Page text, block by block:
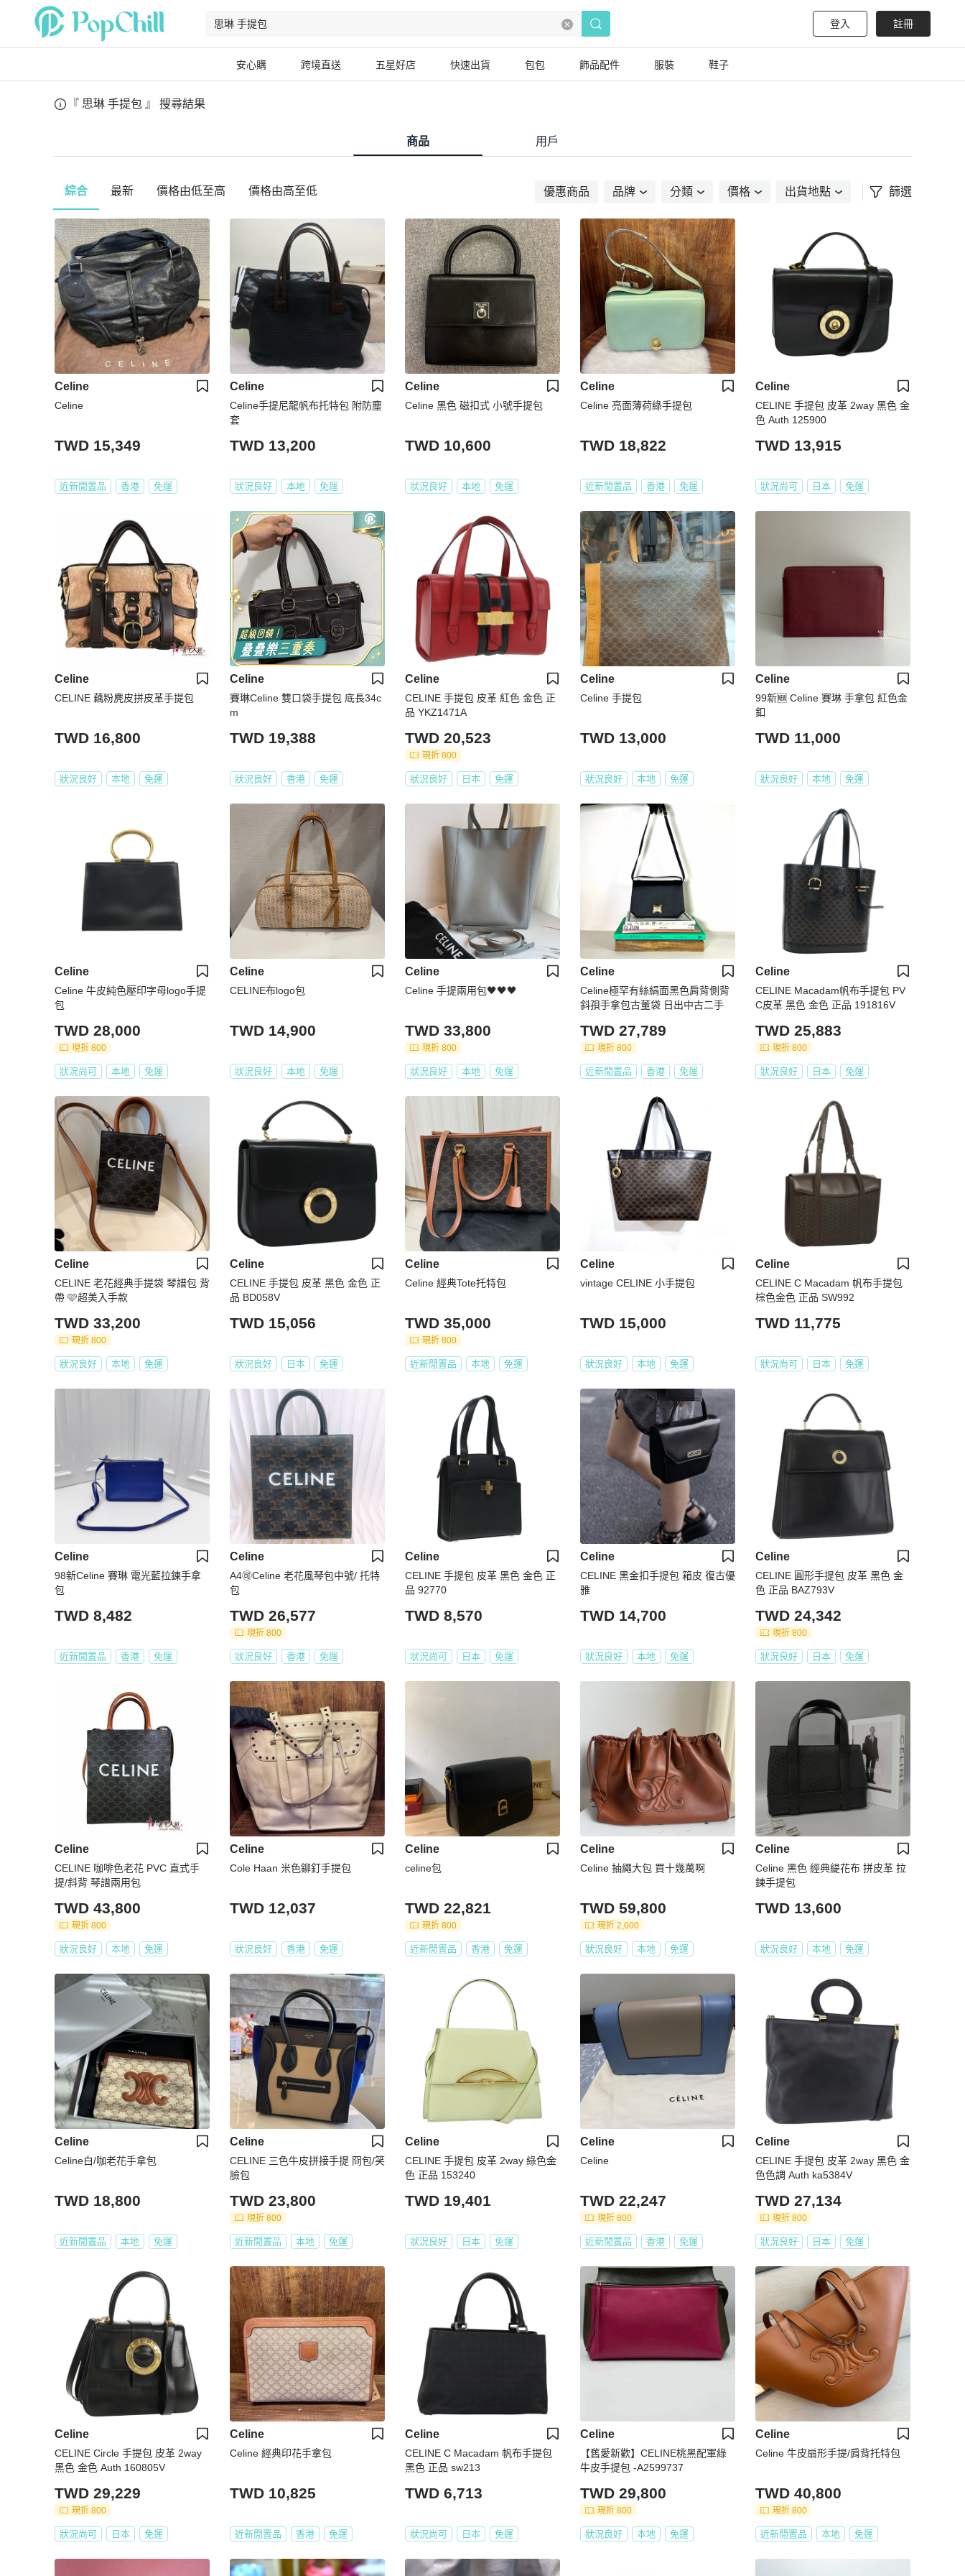
登入 註冊
安心購 跨境直送 五星好店 快速出貨 包包 飾品配件 服裝 鞋子
『 思琳 手提包 』 搜尋結果
商品 用戶
綜合 最新 價格由低至高 價格由高至低 優惠商品 品牌 分類 價格 出貨地點 篩選
Celine
Celine
TWD 15,349
近新閒置品 香港 免運
Celine
Celine手提尼龍帆布托特包 附防塵
套
TWD 13,200
狀況良好 本地 免運
Celine
Celine 黑色 磁扣式 小號手提包
TWD 10,600
狀況良好 本地 免運
Celine
Celine 亮面薄荷綠手提包
TWD 18,822
近新閒置品 香港 免運
Celine
CELINE 手提包 皮革 2way 黑色 金
色 Auth 125900
TWD 13,915
狀況尚可 日本 免運
Celine
CELINE 藕粉麂皮拼皮革手提包
TWD 16,800
狀況良好 本地 免運
Celine
賽琳Celine 雙口袋手提包 底長34c
m
TWD 19,388
狀況良好 香港 免運
Celine
CELINE 手提包 皮革 紅色 金色 正
品 YKZ1471A
TWD 20,523
現折 800
狀況良好 日本 免運
Celine
Celine 手提包
TWD 13,000
狀況良好 本地 免運
Celine
99新🆕 Celine 賽琳 手拿包 紅色金
釦
TWD 11,000
狀況良好 本地 免運
Celine
Celine 牛皮純色壓印字母logo手提
包
TWD 28,000
現折 800
狀況尚可 本地 免運
Celine
CELINE布logo包
TWD 14,900
狀況良好 本地 免運
Celine
Celine 手提兩用包🖤🖤🖤
TWD 33,800
現折 800
狀況良好 本地 免運
Celine
Celine極罕有絲絹面黑色肩背側背
斜孭手拿包古董袋 日出中古二手
TWD 27,789
現折 800
近新閒置品 香港 免運
Celine
CELINE Macadam帆布手提包 PV
C皮革 黑色 金色 正品 191816V
TWD 25,883
現折 800
狀況良好 日本 免運
Celine
CELINE 老花經典手提袋 琴譜包 背
帶 🩷超美入手款
TWD 33,200
現折 800
狀況良好 本地 免運
Celine
CELINE 手提包 皮革 黑色 金色 正
品 BD058V
TWD 15,056
狀況良好 日本 免運
Celine
Celine 經典Tote托特包
TWD 35,000
現折 800
近新閒置品 本地 免運
Celine
vintage CELINE 小手提包
TWD 15,000
狀況良好 本地 免運
Celine
CELINE C Macadam 帆布手提包
棕色金色 正品 SW992
TWD 11,775
狀況尚可 日本 免運
Celine
98新Celine 賽琳 電光藍拉鍊手拿
包
TWD 8,482
近新閒置品 香港 免運
Celine
A4🉑Celine 老花風琴包中號/ 托特
包
TWD 26,577
現折 800
狀況良好 香港 免運
Celine
CELINE 手提包 皮革 黑色 金色 正
品 92770
TWD 8,570
狀況尚可 日本 免運
Celine
CELINE 黑金扣手提包 箱皮 復古優
雅
TWD 14,700
狀況良好 本地 免運
Celine
CELINE 圓形手提包 皮革 黑色 金
色 正品 BAZ793V
TWD 24,342
現折 800
狀況良好 日本 免運
Celine
CELINE 咖啡色老花 PVC 直式手
提/斜背 琴譜兩用包
TWD 43,800
現折 800
狀況良好 本地 免運
Celine
Cole Haan 米色鉚釘手提包
TWD 12,037
狀況良好 香港 免運
Celine
celine包
TWD 22,821
現折 800
近新閒置品 香港 免運
Celine
Celine 抽繩大包 買十幾萬啊
TWD 59,800
現折 2,000
狀況良好 本地 免運
Celine
Celine 黑色 經典緹花布 拼皮革 拉
鍊手提包
TWD 13,600
狀況良好 本地 免運
Celine
Celine白/咖老花手拿包
TWD 18,800
近新閒置品 本地 免運
Celine
CELINE 三色牛皮拼接手提 冏包/笑
臉包
TWD 23,800
現折 800
近新閒置品 本地 免運
Celine
CELINE 手提包 皮革 2way 綠色金
色 正品 153240
TWD 19,401
狀況良好 日本 免運
Celine
Celine
TWD 22,247
現折 800
近新閒置品 香港 免運
Celine
CELINE 手提包 皮革 2way 黑色 金
色色調 Auth ka5384V
TWD 27,134
現折 800
狀況良好 日本 免運
Celine
CELINE Circle 手提包 皮革 2way
黑色 金色 Auth 160805V
TWD 29,229
現折 800
狀況尚可 日本 免運
Celine
Celine 經典印花手拿包
TWD 10,825
近新閒置品 香港 免運
Celine
CELINE C Macadam 帆布手提包
黑色 正品 sw213
TWD 6,713
狀況尚可 日本 免運
Celine
【舊愛新歡】CELINE桃黑配軍綠
牛皮手提包 -A2599737
TWD 29,800
現折 800
狀況良好 本地 免運
Celine
Celine 牛皮扇形手提/肩背托特包
TWD 40,800
現折 800
近新閒置品 本地 免運